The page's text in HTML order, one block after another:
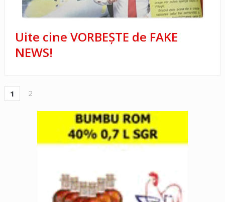
Uite cine VORBEŞTE de FAKE
NEWS!
1 2